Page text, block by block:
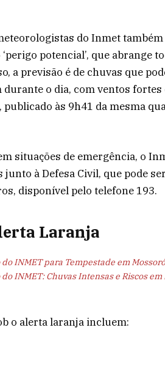
do Inmet
potencial’, que abrange
a previsão é de chuvas que
o dia, com ventos
às 9h41 da mesma
situações de emergência, o
à Defesa Civil, que pode
disponível pelo telefone 193.
Laranja
INMET para Tempestade em
INMET: Chuvas Intensas e Riscos em
o alerta laranja incluem: